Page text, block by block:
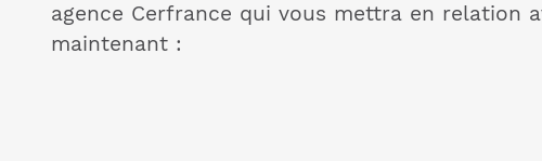
agence Cerfrance qui vous mettra en relation
maintenant :